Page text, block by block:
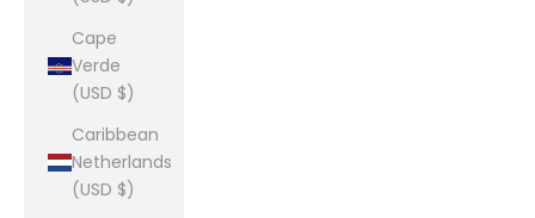
Cape
Verde
(USD $)
Caribbean
Netherlands
(USD $)